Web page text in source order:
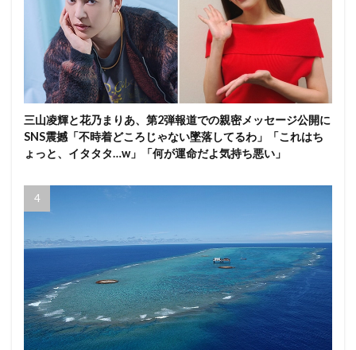
三山凌輝と花乃まりあ、第2弾報道での親密メッセージ公開に
SNS震撼「不時着どころじゃない墜落してるわ」「これはち
ょっと、イタタタ…w」「何が運命だよ気持ち悪い」